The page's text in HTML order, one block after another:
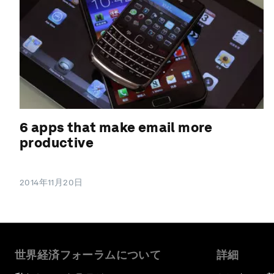
6 apps that make email more
productive
2014年11月20日
世界経済フォーラムについて 詳細